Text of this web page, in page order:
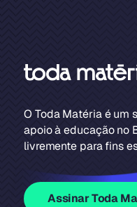
O Toda Matéria é um
apoio à educação no
livremente para fins
Assinar Toda